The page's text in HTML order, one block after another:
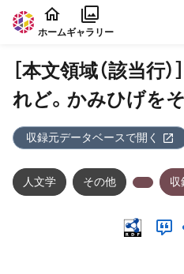
本文に飛ぶ
ホームギャラリー
［本文領域（該当行
れど。かみひげを
収録元データベースで開く
人文学 その他 収